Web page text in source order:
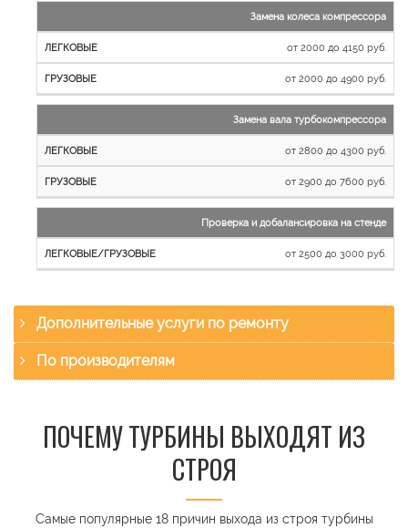
Замена колеса компрессора
от 2000 до 4150 руб.
от 2000 до 4900 руб.
Замена вала турбокомпрессора
от 2800 до 4300 руб.
от 2900 до 7600 руб.
Проверка и добалансировка на стенде
от 2500 до 3000 руб.
Дополнительные услуги по ремонту
По производителям
ПОЧЕМУ ТУРБИНЫ ВЫХОДЯТ ИЗ
СТРОЯ
Самые популярные 18 причин выхода из строя турбины